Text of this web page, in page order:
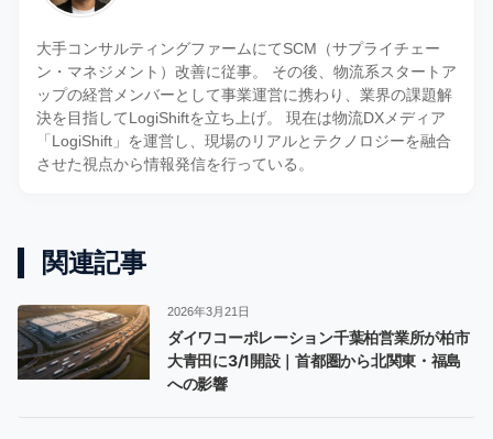
大手コンサルティングファームにてSCM（サプライチェー
ン・マネジメント）改善に従事。 その後、物流系スタートア
ップの経営メンバーとして事業運営に携わり、業界の課題解
決を目指してLogiShiftを立ち上げ。 現在は物流DXメディア
「LogiShift」を運営し、現場のリアルとテクノロジーを融合
させた視点から情報発信を行っている。
関連記事
2026年3月21日
ダイワコーポレーション千葉柏営業所が柏市
大青田に3/1開設｜首都圏から北関東・福島
への影響